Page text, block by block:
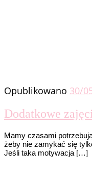
Opublikowano 30/
Dodatkowe
Mamy czasami
żeby nie zamykać się
Jeśli taka motywacja […]